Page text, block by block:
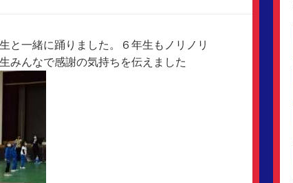
一緒に踊りました。６年生もノリノリ
みんなで感謝の気持ちを伝えました